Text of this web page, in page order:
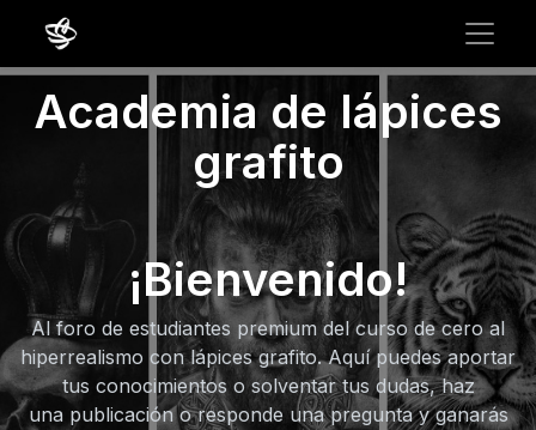
Academia de lápices
grafito
¡Bienvenido!
Al foro de estudiantes premium del curso de cero al
hiperrealismo con lápices grafito. Aquí puedes aportar
tus conocimientos o solventar tus dudas, haz
una publicación o responde una pregunta y ganarás